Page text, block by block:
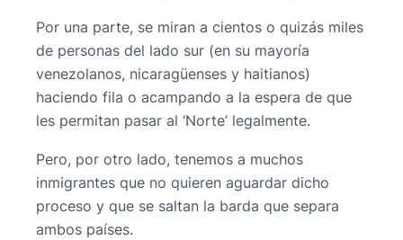
Por una parte, se miran a cientos o quizás miles
de personas del lado sur (en su mayoría
venezolanos, nicaragüenses y haitianos)
haciendo fila o acampando a la espera de que
les permitan pasar al ‘Norte’ legalmente.
Pero, por otro lado, tenemos a muchos
inmigrantes que no quieren aguardar dicho
proceso y que se saltan la barda que separa
ambos países.